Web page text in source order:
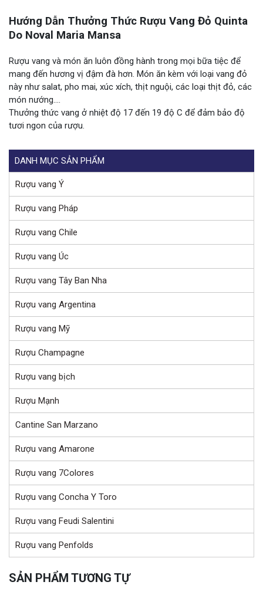
Hướng Dẫn Thưởng Thức Rượu Vang Đỏ Quinta
Do Noval Maria Mansa
Rượu vang và món ăn luôn đồng hành trong mọi bữa tiệc để
mang đến hương vị đậm đà hơn. Món ăn kèm với loại vang đỏ
này như salat, pho mai, xúc xích, thịt nguội, các loại thịt đỏ, các
món nướng….
Thưởng thức vang ở nhiệt độ 17 đến 19 độ C để đảm bảo độ
tươi ngon của rượu.
DANH MỤC SẢN PHẨM
Rượu vang Ý
Rượu vang Pháp
Rượu vang Chile
Rượu vang Úc
Rượu vang Tây Ban Nha
Rượu vang Argentina
Rượu vang Mỹ
Rượu Champagne
Rượu vang bịch
Rượu Mạnh
Cantine San Marzano
Rượu vang Amarone
Rượu vang 7Colores
Rượu vang Concha Y Toro
Rượu vang Feudi Salentini
Rượu vang Penfolds
SẢN PHẨM TƯƠNG TỰ